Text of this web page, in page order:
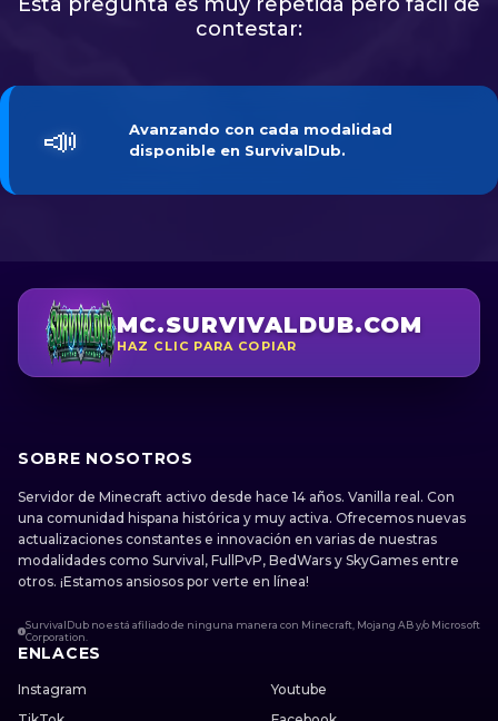
contestar:
📣 Avanzando con cada
disponible en SurvivalDub.
MC.SURVIVALDUB.COM
HAZ CLIC PARA COPIAR
SOBRE NOSOTROS
Servidor de Minecraft activo desde hace 14 años. Vanilla real. Con
una comunidad hispana histórica y muy activa. Ofrecemos nuevas
actualizaciones constantes e innovación en varias de nuestras
modalidades como Survival, FullPvP, BedWars y SkyGames entre
otros. ¡Estamos ansiosos por verte en línea!
SurvivalDub no está afiliado de ninguna manera con Minecraft, Mojang AB y/o Microsoft
Corporation.
ENLACES
Instagram
Youtube